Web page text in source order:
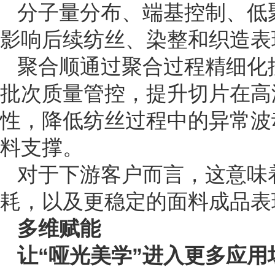
分子量分布、端基控制、
影响后续纺丝、染整和织造
聚合顺通过聚合过程精细
批次质量管控，提升切片在
性，降低纺丝过程中的异常
料支撑。
对于下游客户而言，这意
耗，以及更稳定的面料成品
多维赋能
让“哑光美学”进入更多应用